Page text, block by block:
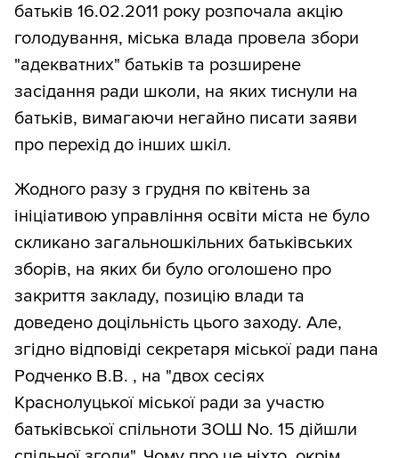
батьків 16.02.2011 року розпочала акцію
голодування, міська влада провела збори
"адекватних" батьків та розширене
засідання ради школи, на яких тиснули на
батьків, вимагаючи негайно писати заяви
про перехід до інших шкіл.
Жодного разу з грудня по квітень за
ініціативою управління освіти міста не було
скликано загальношкільних батьківських
зборів, на яких би було оголошено про
закриття закладу, позицію влади та
доведено доцільність цього заходу. Але,
згідно відповіді секретаря міської ради пана
Родченко В.В. , на "двох сесіях
Краснолуцької міської ради за участю
батьківської спільноти ЗОШ No. 15 дійшли